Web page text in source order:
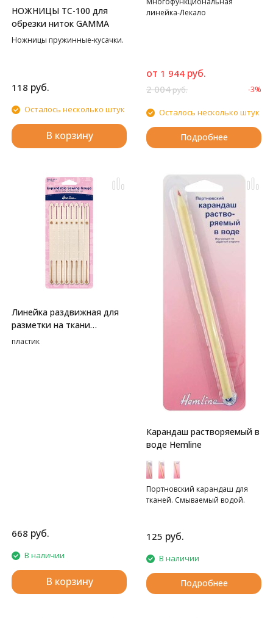
НОЖНИЦЫ TC-100 для
обрезки ниток GAMMA
Ножницы пружинные-кусачки.
118 руб.
Осталось несколько штук
В корзину
линейка-Лекало
от 1 944 руб.
2 004руб. -3%
Осталось несколько штук
Подробнее
Линейка раздвижная для
разметки на ткани
HEMLINE
пластик
668 руб.
В наличии
В корзину
Карандаш растворяемый в
воде Hemline
Портновский карандаш для
тканей. Смываемый водой.
125 руб.
В наличии
Подробнее